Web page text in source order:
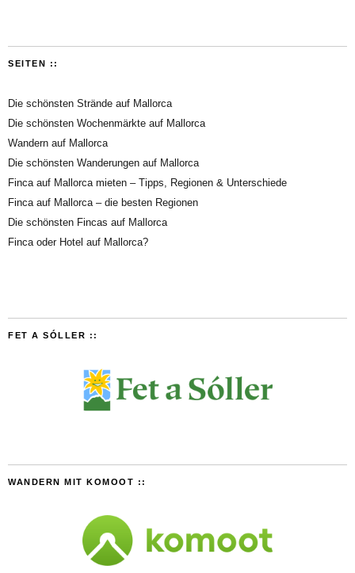
SEITEN ::
Die schönsten Strände auf Mallorca
Die schönsten Wochenmärkte auf Mallorca
Wandern auf Mallorca
Die schönsten Wanderungen auf Mallorca
Finca auf Mallorca mieten – Tipps, Regionen & Unterschiede
Finca auf Mallorca – die besten Regionen
Die schönsten Fincas auf Mallorca
Finca oder Hotel auf Mallorca?
FET A SÓLLER ::
WANDERN MIT KOMOOT ::